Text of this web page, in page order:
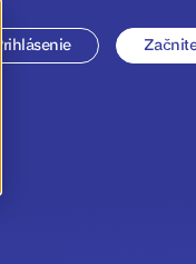
Prihlásenie Začnite